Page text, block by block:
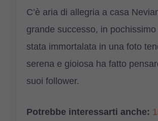
C’è aria di allegria a casa
grande successo, in
stata immortalata in una foto
serena e gioiosa ha fatto
suoi follower.
Potrebbe interessarti anche: